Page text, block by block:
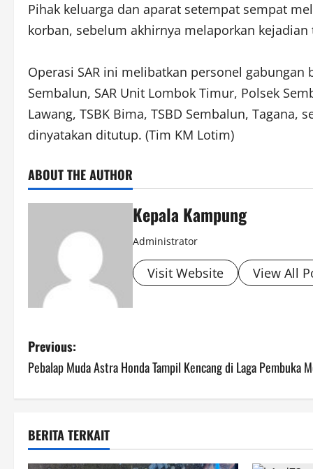
Pihak keluarga dan aparat setempat sempat
korban, sebelum akhirnya melaporkan
Operasi SAR ini melibatkan personel gabungan
Sembalun, SAR Unit Lombok Timur, Polsek
Lawang, TSBK Bima, TSBD Sembalun,
dinyatakan ditutup. (Tim KM Lotim)
ABOUT THE AUTHOR
Kepala Kampung
Administrator
Visit Website View All
P
o
s
t
Previous:
Pebalap Muda Astra Honda Tampil Kencang di Laga Pembuka
BERITA TERKAIT